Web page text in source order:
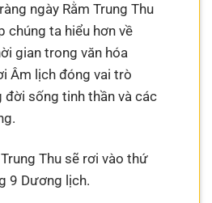
ngày Rằm Trung Thu
chúng ta hiểu hơn về
gian trong văn hóa
Âm lịch đóng vai trò
sống tinh thần và các
Thu sẽ rơi vào thứ
9 Dương lịch.